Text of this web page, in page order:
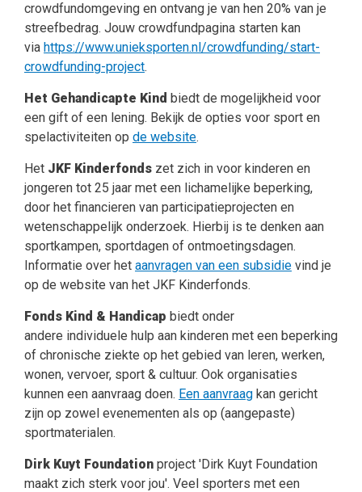
crowdfundomgeving en ontvang je van hen 20% van je
streefbedrag. Jouw crowdfundpagina starten kan
via https://www.unieksporten.nl/crowdfunding/start-
crowdfunding-project.
Het Gehandicapte Kind biedt de mogelijkheid voor
een gift of een lening. Bekijk de opties voor sport en
spelactiviteiten op de website.
Het JKF Kinderfonds zet zich in voor kinderen en
jongeren tot 25 jaar met een lichamelijke beperking,
door het financieren van participatieprojecten en
wetenschappelijk onderzoek. Hierbij is te denken aan
sportkampen, sportdagen of ontmoetingsdagen.
Informatie over het aanvragen van een subsidie vind je
op de website van het JKF Kinderfonds.
Fonds Kind & Handicap biedt onder
andere individuele hulp aan kinderen met een beperking
of chronische ziekte op het gebied van leren, werken,
wonen, vervoer, sport & cultuur. Ook organisaties
kunnen een aanvraag doen. Een aanvraag kan gericht
zijn op zowel evenementen als op (aangepaste)
sportmaterialen.
Dirk Kuyt Foundation project 'Dirk Kuyt Foundation
maakt zich sterk voor jou'. Veel sporters met een